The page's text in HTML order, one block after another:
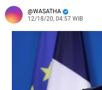
WASATHA
12/18/20, 04:57 WIB